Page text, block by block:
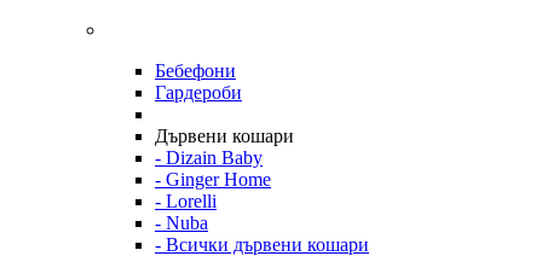
Бебефони
Гардероби
Дървени кошари
- Dizain Baby
- Ginger Home
- Lorelli
- Nuba
- Всички дървени кошари